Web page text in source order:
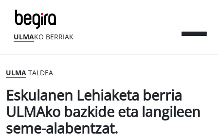
ULMAKO BERRIAK
ULMA TALDEA
Eskulanen Lehiaketa berria
ULMAko bazkide eta langileen
seme-alabentzat.